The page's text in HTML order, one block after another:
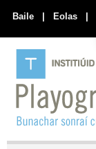
Baile | Eolas |